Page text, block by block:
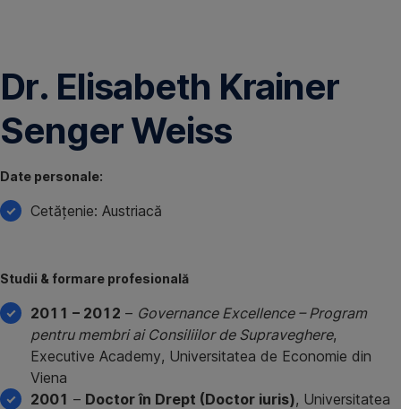
Dr. Elisabeth Krainer
Senger Weiss
Date personale:
Cetățenie: Austriacă
Studii & formare profesională
2011 – 2012 – Governance Excellence – Program
pentru membri ai Consiliilor de Supraveghere,
Executive Academy, Universitatea de Economie din
Viena
2001 – Doctor în Drept (Doctor iuris), Universitatea